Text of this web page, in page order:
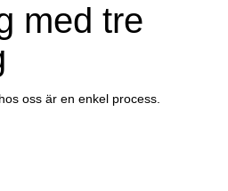
med tre
oss är en enkel process.